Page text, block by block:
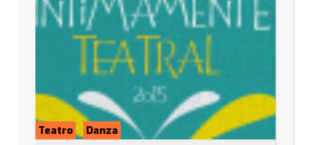
Teatro Danza